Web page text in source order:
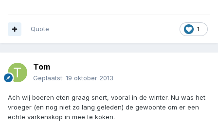
1
Quote
Tom
Geplaatst: 19 oktober 2013
Ach wij boeren eten graag snert, vooral in de winter. Nu was het
vroeger (en nog niet zo lang geleden) de gewoonte om er een
echte varkenskop in mee te koken.